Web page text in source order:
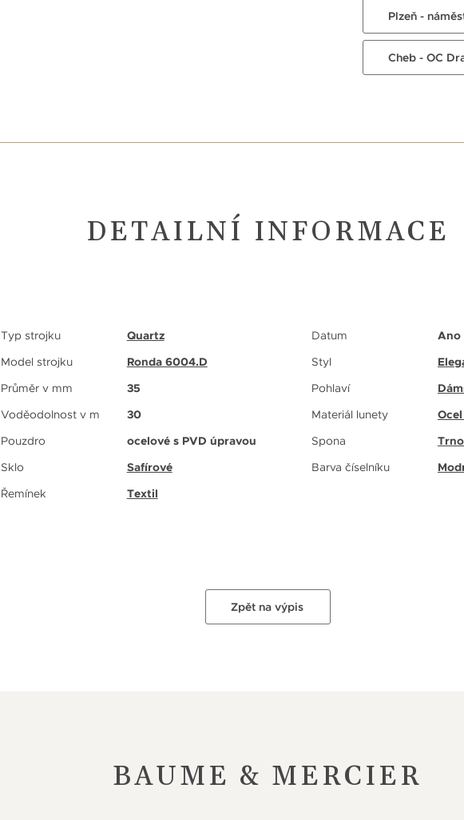
Plzeň -
Cheb - OC
DETAILNÍ INFORMACE
Typ strojku
Quartz
Model strojku
Ronda 6004.D
Průměr v mm
35
Voděodolnost v m
30
Pouzdro
ocelové s PVD úpravou
Sklo
Safírové
Řemínek
Textil
Datum
Ano
Styl
Pohlaví
Materiál lunety
Spona
Barva číselníku
Zpět na výpis
BAUME & MERCIER